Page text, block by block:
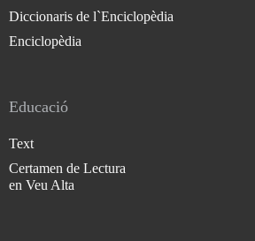
Diccionaris de l`Enciclopèdia
Enciclopèdia
Educació
Text
Certamen de Lectura
en Veu Alta